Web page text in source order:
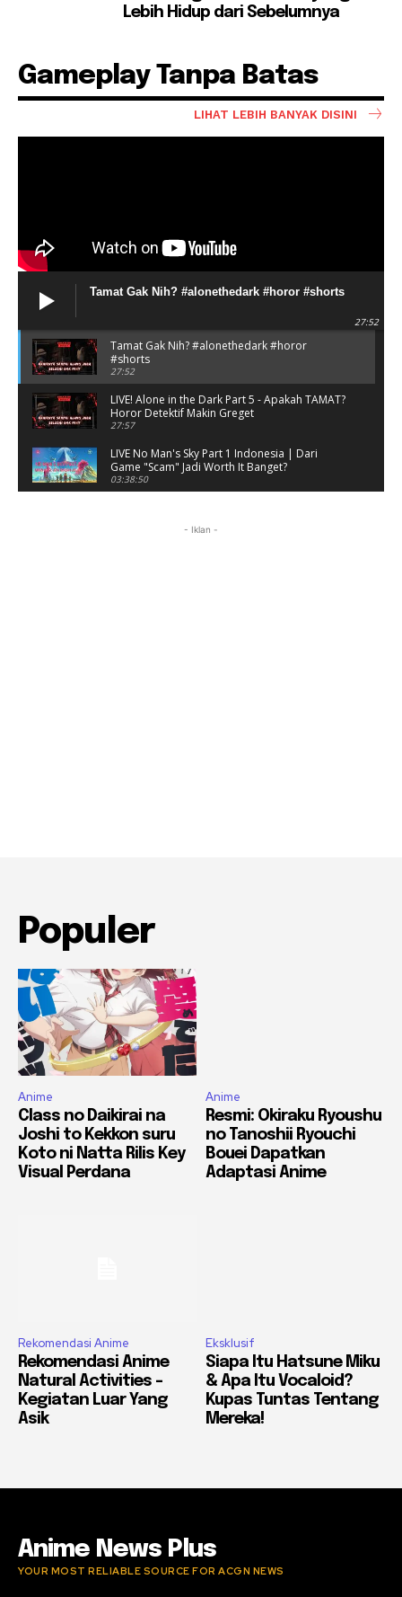
Lebih Hidup dari Sebelumnya
Gameplay Tanpa Batas
LIHAT LEBIH BANYAK DISINI
Tamat Gak Nih? #alonethedark #horor #shorts
27:52
Tamat Gak Nih? #alonethedark #horor
#shorts
27:52
LIVE! Alone in the Dark Part 5 - Apakah TAMAT?
Horor Detektif Makin Greget
27:57
LIVE No Man's Sky Part 1 Indonesia | Dari
Game "Scam" Jadi Worth It Banget?
03:38:50
- Iklan -
Populer
Anime
Class no Daikirai na
Joshi to Kekkon suru
Koto ni Natta Rilis Key
Visual Perdana
Anime
Resmi: Okiraku Ryoushu
no Tanoshii Ryouchi
Bouei Dapatkan
Adaptasi Anime
Rekomendasi Anime
Rekomendasi Anime
Natural Activities –
Kegiatan Luar Yang
Asik
Eksklusif
Siapa Itu Hatsune Miku
& Apa Itu Vocaloid?
Kupas Tuntas Tentang
Mereka!
Anime News Plus
YOUR MOST RELIABLE SOURCE FOR ACGN NEWS